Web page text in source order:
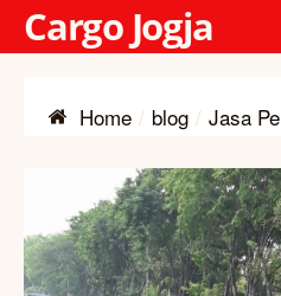
Cargo Jogja
Home blog Jasa